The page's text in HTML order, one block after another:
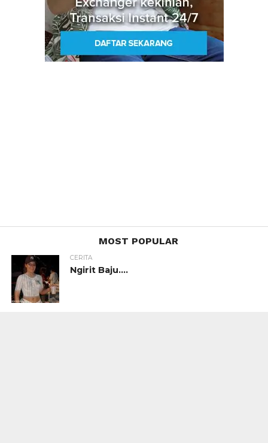
MOST POPULAR
CERITA
Ngirit Baju….